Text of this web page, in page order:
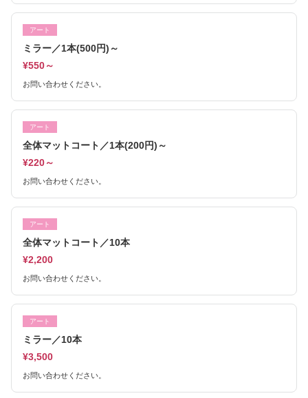
アート
ミラー／1本(500円)～
¥550～
お問い合わせください。
アート
全体マットコート／1本(200円)～
¥220～
お問い合わせください。
アート
全体マットコート／10本
¥2,200
お問い合わせください。
アート
ミラー／10本
¥3,500
お問い合わせください。